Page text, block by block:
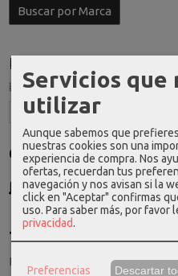
Idioma
Costes de Envío
GRATIS *
Consultar Destinos
Tu Carrito (0)
El carrito de la compra está
Servicios que
utilizar
Aunque sabemos que
nuestras cookies son una
experiencia de compra. Nos
ofertas, recuerdan tus
navegación y nos avisan si la
click en "Aceptar" confirmas
uso. Para saber más, por favor
privacidad.
Preferencias Descartar